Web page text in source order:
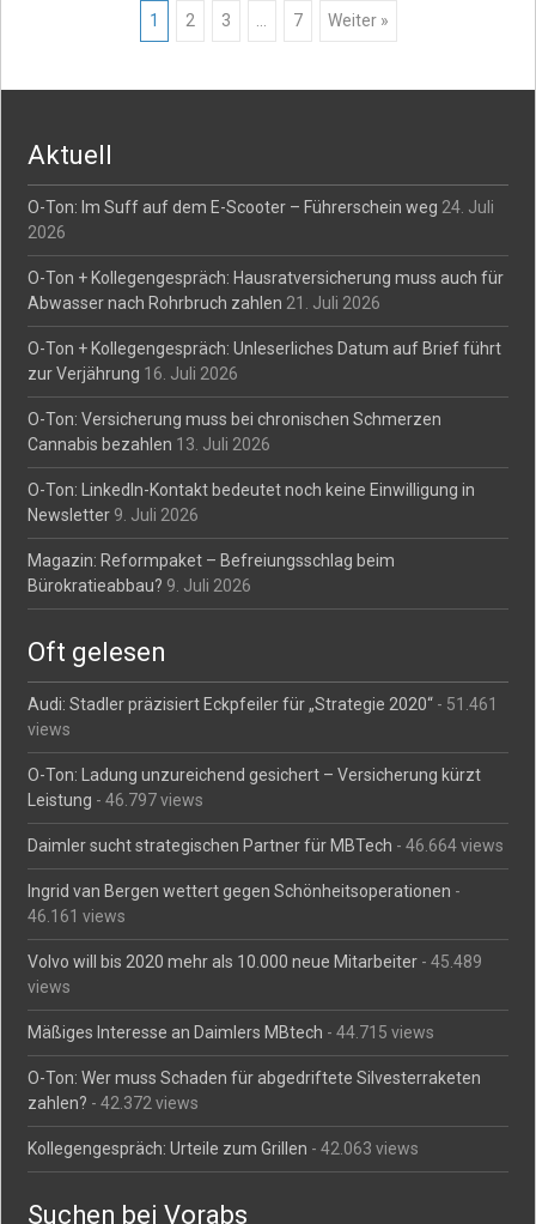
Posts
navigation
1 2 3 7 Weiter »
Aktuell
O-Ton: Im Suff auf dem E-Scooter – Führerschein weg 24. Juli
2026
O-Ton + Kollegengespräch: Hausratversicherung muss auch für
Abwasser nach Rohrbruch zahlen 21. Juli 2026
O-Ton + Kollegengespräch: Unleserliches Datum auf Brief führt
zur Verjährung 16. Juli 2026
O-Ton: Versicherung muss bei chronischen Schmerzen
Cannabis bezahlen 13. Juli 2026
O-Ton: LinkedIn-Kontakt bedeutet noch keine Einwilligung in
Newsletter 9. Juli 2026
Magazin: Reformpaket – Befreiungsschlag beim
Bürokratieabbau? 9. Juli 2026
Oft gelesen
Audi: Stadler präzisiert Eckpfeiler für „Strategie 2020“ - 51.461
views
O-Ton: Ladung unzureichend gesichert – Versicherung kürzt
Leistung - 46.797 views
Daimler sucht strategischen Partner für MBTech - 46.664 views
Ingrid van Bergen wettert gegen Schönheitsoperationen -
46.161 views
Volvo will bis 2020 mehr als 10.000 neue Mitarbeiter - 45.489
views
Mäßiges Interesse an Daimlers MBtech - 44.715 views
O-Ton: Wer muss Schaden für abgedriftete Silvesterraketen
zahlen? - 42.372 views
Kollegengespräch: Urteile zum Grillen - 42.063 views
Suchen bei Vorabs